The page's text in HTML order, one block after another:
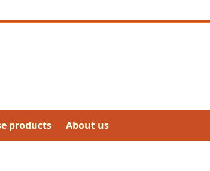
products About us